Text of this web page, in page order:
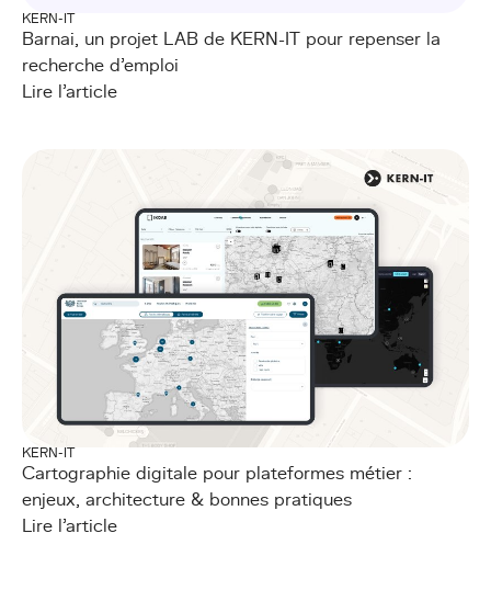
KERN-IT
Barnai, un projet LAB de KERN-IT pour repenser la
recherche d’emploi
Lire l'article
KERN-IT
Cartographie digitale pour plateformes métier :
enjeux, architecture & bonnes pratiques
Lire l'article